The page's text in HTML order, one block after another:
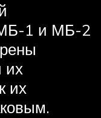
МБ-1 и МБ-2
их
их